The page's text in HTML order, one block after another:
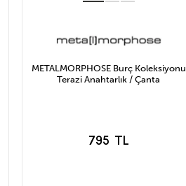
METALMORPHOSE Burç Koleksiyonu
Terazi Anahtarlık / Çanta
795 TL